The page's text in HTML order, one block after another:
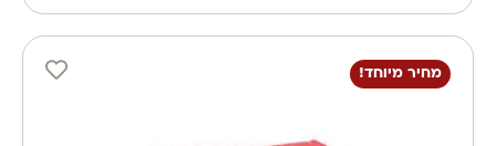
מחיר מיוחד!